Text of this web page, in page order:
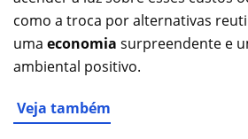
como a troca por alternativas
uma economia surpreendente e
ambiental positivo.
Veja também